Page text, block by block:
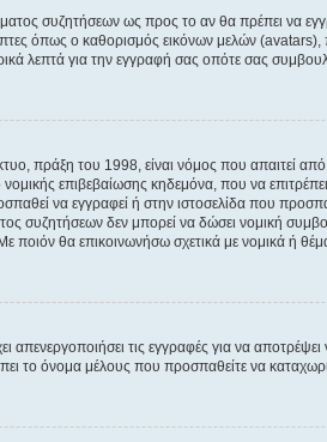
συζητήσεων ως προς το αν θα πρέπει να
όπως ο καθορισμός εικόνων μελών
λεπτά για την εγγραφή σας οπότε σας
πράξη του 1998, είναι νόμος που απαιτεί
επιβεβαίωσης κηδεμόνα, που να
να εγγραφεί ή στην ιστοσελίδα που
συζητήσεων δεν μπορεί να δώσει νομική
ποιόν θα επικοινωνήσω σχετικά με νομικά ή
απενεργοποιήσει τις εγγραφές για να
το όνομα μέλους που προσπαθείτε να